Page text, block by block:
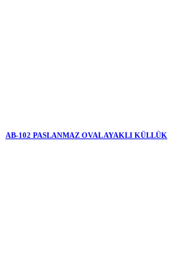
AB-102 PASLANMAZ OVAL AYAKLI KÜLLÜK